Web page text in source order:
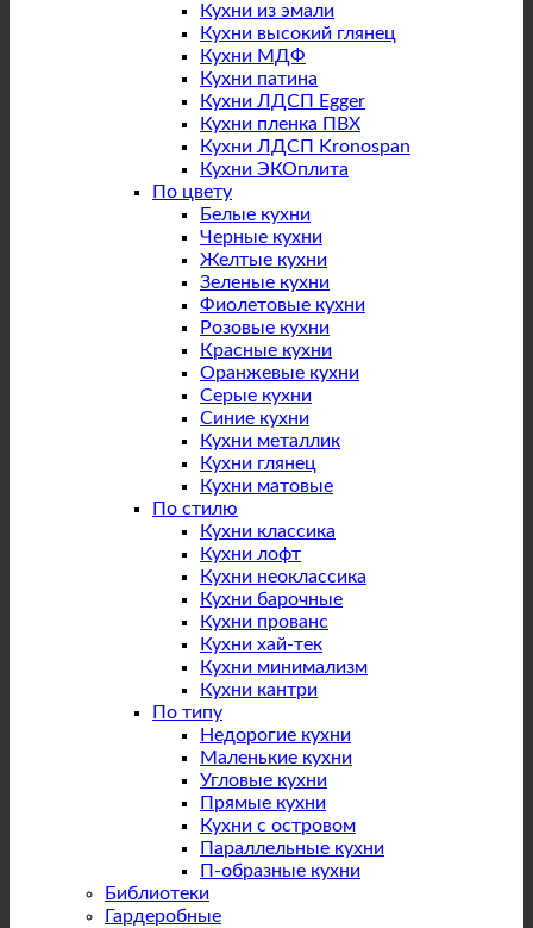
Кухни из эмали
Кухни высокий глянец
Кухни МДФ
Кухни патина
Кухни ЛДСП Egger
Кухни пленка ПВХ
Кухни ЛДСП Kronospan
Кухни ЭКОплита
По цвету
Белые кухни
Черные кухни
Желтые кухни
Зеленые кухни
Фиолетовые кухни
Розовые кухни
Красные кухни
Оранжевые кухни
Серые кухни
Синие кухни
Кухни металлик
Кухни глянец
Кухни матовые
По стилю
Кухни классика
Кухни лофт
Кухни неоклассика
Кухни барочные
Кухни прованс
Кухни хай-тек
Кухни минимализм
Кухни кантри
По типу
Недорогие кухни
Маленькие кухни
Угловые кухни
Прямые кухни
Кухни с островом
Параллельные кухни
П-образные кухни
Библиотеки
Гардеробные